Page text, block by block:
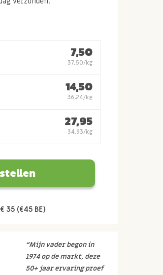
7,50
37,50/kg
14,50
36,24/kg
27,95
34,93/kg
35 (€45 BE)
“Mijn vader begon in
1974 op de markt, deze
50+ jaar ervaring proef